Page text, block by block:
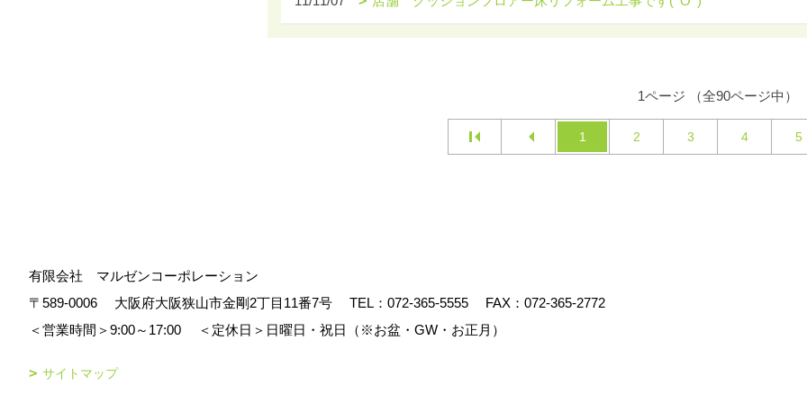
1ページ （全90ページ中）
1 2 3 4 5
有限会社 マルゼンコーポレーション
〒589-0006
大阪府大阪狭山市金剛2丁目11番7号 TEL： 072-365-5555
FAX：072-365-2772
＜営業時間＞9:00～17:00
＜定休日＞日曜日・祝日（※お盆・GW・お正月）
サイトマップ